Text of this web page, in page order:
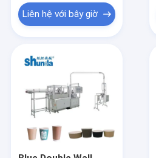
Các sản phẩm
Về chúng tôi
Tham quan nhà máy
Liên hệ với bây giờ